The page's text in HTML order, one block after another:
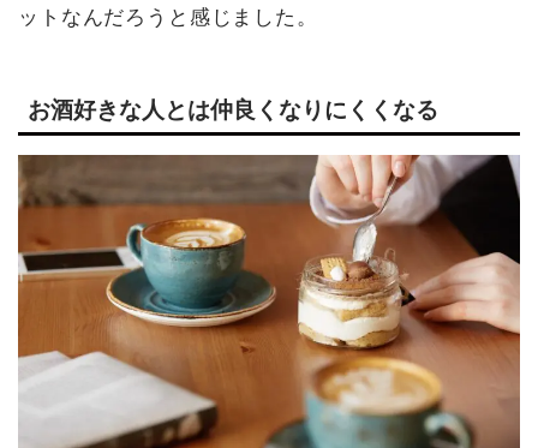
ットなんだろうと感じました。
お酒好きな人とは仲良くなりにくくなる